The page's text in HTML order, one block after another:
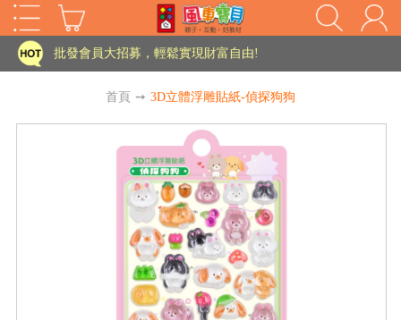
家長樂了!「風車書版集團暨FOOD超人企業總部」目前正興建中!
批發會員大招募，輕鬆實現財富自由!
老師您好!!幼教會員火熱招募中~
海外購物免煩惱！點我查看『海外購物流程說明』
批發會員大招募，輕鬆實現財富自由!
老師您好!!幼教會員火熱招募中~
首頁 ➙ 3D立體浮雕貼紙-偵探狗狗